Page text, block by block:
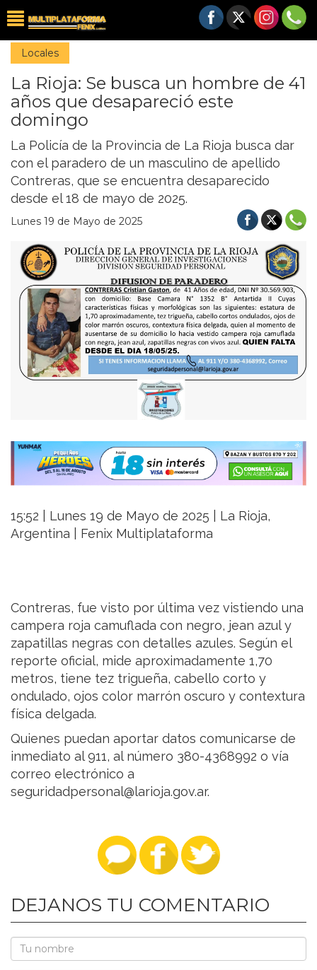
Locales
La Rioja: Se busca un hombre de 41
años que desapareció este
domingo
La Policía de la Provincia de La Rioja busca dar
con el paradero de un masculino de apellido
Contreras, que se encuentra desaparecido
desde el 18 de mayo de 2025.
Lunes 19 de Mayo de 2025
15:52 | Lunes 19 de Mayo de 2025 | La Rioja,
Argentina | Fenix Multiplataforma
Contreras, fue visto por última vez vistiendo una
campera roja camuflada con negro, jean azul y
zapatillas negras con detalles azules. Según el
reporte oficial, mide aproximadamente 1,70
metros, tiene tez trigueña, cabello corto y
ondulado, ojos color marrón oscuro y contextura
física delgada.
Quienes puedan aportar datos comunicarse de
inmediato al 911, al número 380-4368992 o vía
correo electrónico a
seguridadpersonal@larioja.gov.ar.
DEJANOS TU COMENTARIO